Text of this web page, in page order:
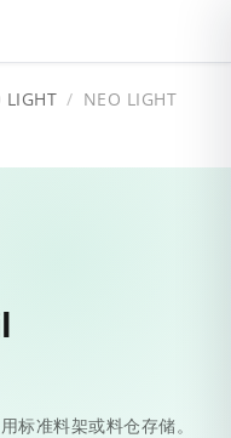
LIGHT / NEO LIGHT
标准料架或料仓存储。